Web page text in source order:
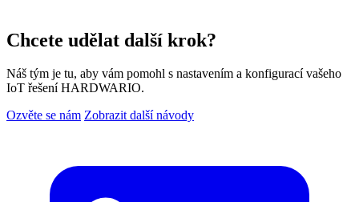
Chcete udělat další krok?
Náš tým je tu, aby vám pomohl s nastavením a konfigurací vašeho
IoT řešení HARDWARIO.
Ozvěte se nám Zobrazit další návody